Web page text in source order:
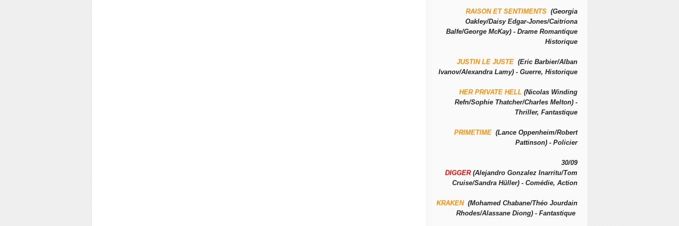
RAISON ET SENTIMENTS (Georgia
Oakley/Daisy Edgar-Jones/Caitriona
Balfe/George McKay) - Drame Romantique
Historique
JUSTIN LE JUSTE (Eric Barbier/Alban
Ivanov/Alexandra Lamy) - Guerre, Historique
HER PRIVATE HELL (Nicolas Winding
Refn/Sophie Thatcher/Charles Melton) -
Thriller, Fantastique
PRIMETIME (Lance Oppenheim/Robert
Pattinson) - Policier
30/09
DIGGER (Alejandro Gonzalez Inarritu/Tom
Cruise/Sandra Hüller) - Comédie, Action
KRAKEN(Mohamed Chabane/Théo Jourdain
Rhodes/Alassane Diong) - Fantastique